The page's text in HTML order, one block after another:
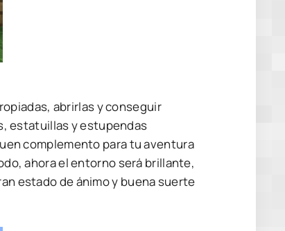
abrirlas y conseguir
estatuillas y estupendas
complemento para tu aventura
ahora el entorno será brillante,
estado de ánimo y buena suerte